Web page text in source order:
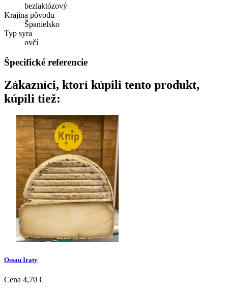
bezlaktózový
Krajina pôvodu
Španielsko
Typ syra
ovčí
Špecifické referencie
Zákazníci, ktorí kúpili tento produkt,
kúpili tiež:
Ossau Iraty
Cena 4,70 €